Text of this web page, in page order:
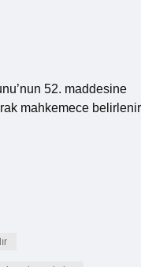
52. maddesine
mahkemece belirlenir